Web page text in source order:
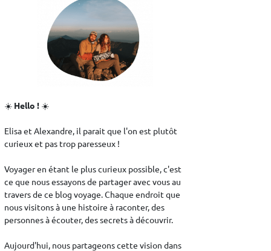
☀️ Hello ! ☀️
Elisa et Alexandre, il parait que l'on est plutôt
curieux et pas trop paresseux !
Voyager en étant le plus curieux possible, c'est
ce que nous essayons de partager avec vous au
travers de ce blog voyage. Chaque endroit que
nous visitons à une histoire à raconter, des
personnes à écouter, des secrets à découvrir.
Aujourd'hui, nous partageons cette vision dans